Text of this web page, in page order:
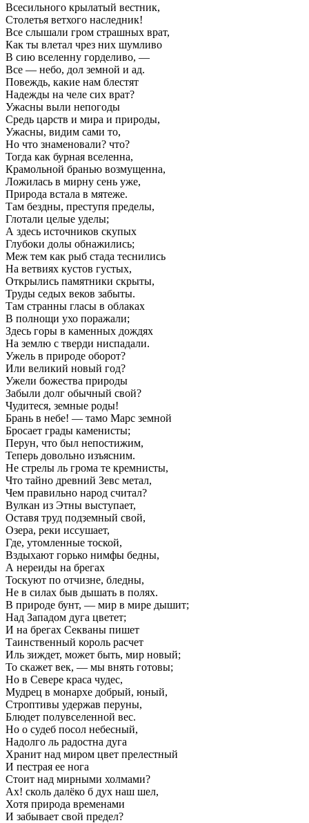
Всесильного крылатый вестник,
Столетья ветхого наследник!
Все слышали гром страшных врат,
Как ты влетал чрез них шумливо
В сию вселенну горделиво, —
Все — небо, дол земной и ад.
Повеждь, какие нам блестят
Надежды на челе сих врат?
Ужасны выли непогоды
Средь царств и мира и природы,
Ужасны, видим сами то,
Но что знаменовали? что?
Тогда как бурная вселенна,
Крамольной бранью возмущенна,
Ложилась в мирну сень уже,
Природа встала в мятеже.
Там бездны, преступя пределы,
Глотали целые уделы;
А здесь источников скупых
Глубоки долы обнажились;
Меж тем как рыб стада теснились
На ветвиях кустов густых,
Открылись памятники скрыты,
Труды седых веков забыты.
Там странны гласы в облаках
В полнощи ухо поражали;
Здесь горы в каменных дождях
На землю с тверди ниспадали.
Ужель в природе оборот?
Или великий новый год?
Ужели божества природы
Забыли долг обычный свой?
Чудитеся, земные роды!
Брань в небе! — тамо Марс земной
Бросает грады каменисты;
Перун, что был непостижим,
Теперь довольно изъясним.
Не стрелы ль грома те кремнисты,
Что тайно древний Зевс метал,
Чем правильно народ считал?
Вулкан из Этны выступает,
Оставя труд подземный свой,
Озера, реки иссушает,
Где, утомленные тоской,
Вздыхают горько нимфы бедны,
А нереиды на брегах
Тоскуют по отчизне, бледны,
Не в силах быв дышать в полях.
В природе бунт, — мир в мире дышит;
Над Западом дуга цветет;
И на брегах Секваны пишет
Таинственный король расчет
Иль зиждет, может быть, мир новый;
То скажет век, — мы внять готовы;
Но в Севере краса чудес,
Мудрец в монархе добрый, юный,
Строптивы удержав перуны,
Блюдет полувселенной вес.
Но о судеб посол небесный,
Надолго ль радостна дуга
Хранит над миром цвет прелестный
И пестрая ее нога
Стоит над мирными холмами?
Ах! сколь далёко б дух наш шел,
Хотя природа временами
И забывает свой предел?